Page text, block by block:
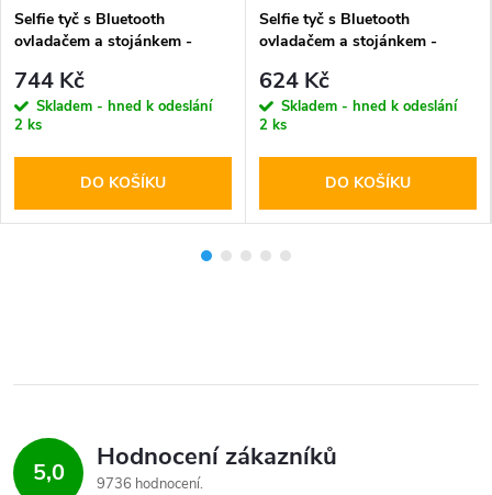
Selfie tyč s Bluetooth
ovladačem a stojánkem -
Selfie Stick Tripod Black
744 Kč
Skladem - hned k odeslání
2 ks
DO KOŠÍKU
Selfie tyč s Bluetooth
ovladačem a stojánkem -
Stick Tripod
624 Kč
Skladem - hned k odeslání
2 ks
DO KOŠÍKU
5,0 Hodnocení zákazníků
9736 hodnocení